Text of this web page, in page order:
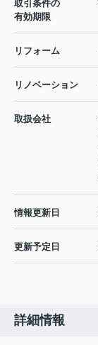
取引条件の
有効期限
リフォーム
リノベーション
取扱会社
情報更新日
更新予定日
詳細情報